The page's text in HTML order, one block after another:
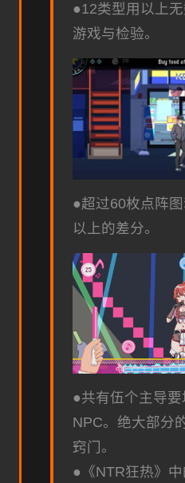
●12类型用以上
游戏与检验。
●超过60枚点阵
以上的差分。
●共有伍个主导
NPC。绝大部分
窍门。
●《NTR狂热》